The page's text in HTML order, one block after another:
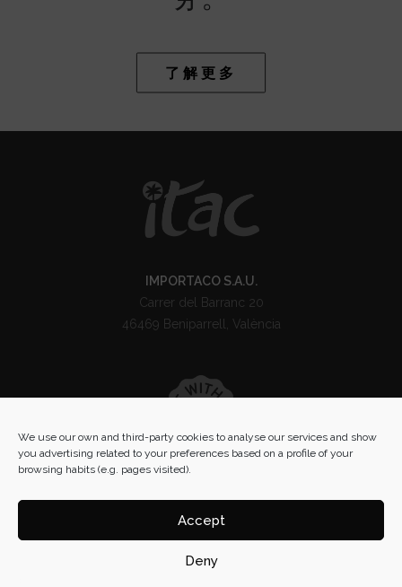
We use our own and third-party cookies to analyse our services and show
you advertising related to your preferences based on a profile of your
browsing habits (e.g. pages visited).
Accept
Deny
了解更多
IMPORTACO S.A.U.
Carrer del Barranc 20
46469 Beniparrell, València
×
您是食品专业人士吗？